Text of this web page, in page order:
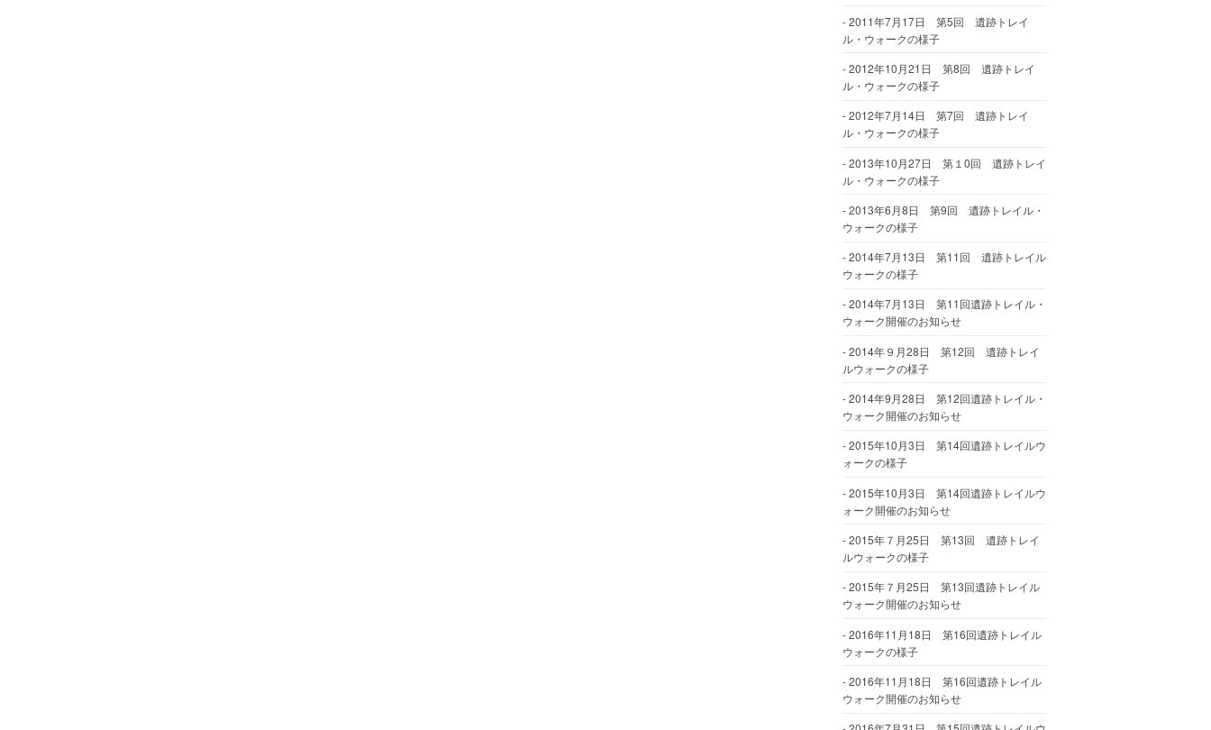
2011年7月17日 第5回 遺跡トレイ
ル・ウォークの様子
2012年10月21日 第8回 遺跡トレイ
ル・ウォークの様子
2012年7月14日 第7回 遺跡トレイ
ル・ウォークの様子
2013年10月27日 第１0回 遺跡トレイ
ル・ウォークの様子
2013年6月8日 第9回 遺跡トレイル・
ウォークの様子
2014年7月13日 第11回 遺跡トレイル
ウォークの様子
2014年7月13日 第11回遺跡トレイル・
ウォーク開催のお知らせ
2014年９月28日 第12回 遺跡トレイ
ルウォークの様子
2014年9月28日 第12回遺跡トレイル・
ウォーク開催のお知らせ
2015年10月3日 第14回遺跡トレイルウ
ォークの様子
2015年10月3日 第14回遺跡トレイルウ
ォーク開催のお知らせ
2015年７月25日 第13回 遺跡トレイ
ルウォークの様子
2015年７月25日 第13回遺跡トレイル
ウォーク開催のお知らせ
2016年11月18日 第16回遺跡トレイル
ウォークの様子
2016年11月18日 第16回遺跡トレイル
ウォーク開催のお知らせ